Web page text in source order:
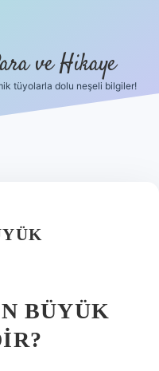
ve Hikaye
tüyolarla dolu neşeli bilgiler!
BÜYÜK